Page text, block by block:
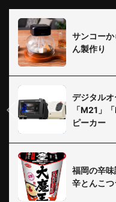
サンコーか
ん製作り
デジタルオ
「M21」
ピーカー
福岡の辛
辛とんこつ